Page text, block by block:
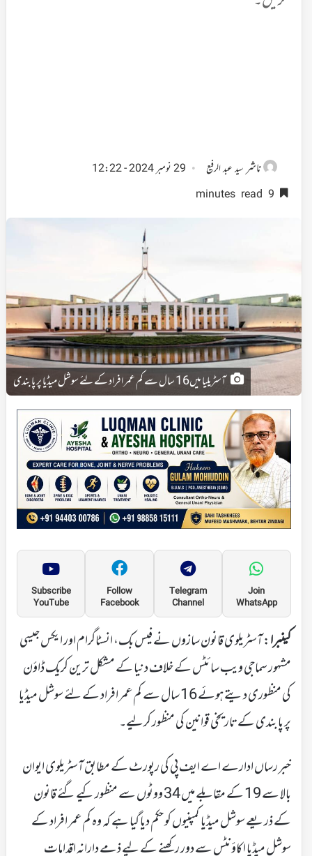
ناشرسید عبد الرفیع
29 نومبر 2024 - 12:22
آسٹریلیا میں16 سال سے کم عمر افراد کے لئے سوشل میڈیا پر پابندی
Join
WhatsApp
Telegram
Channel
Follow
Facebook
Subscribe
YouTube
کینبرا: آسٹریلوی قانون سازوں نے فیس بک، انسٹاگرام اور ایکس جیسی
مشہور سماجی ویب سائٹس کے خلاف دنیا کے مشکل ترین کریک ڈاؤن
کی منظوری دیتے ہوئے 16 سال سے کم عمر افراد کے لئے سوشل میڈیا
پر پابندی کے تاریخی قوانین کی منظور کرلیے۔
خبر رساں ادارے اے ایف پی کی رپورٹ کے مطابق آسٹریلوی ایوان
بالا سے 19 کے مقابلے میں 34 ووٹوں سے منظور کیے گئے قانون
کے ذریعے سوشل میڈیا کمپنیوں کو حکم دیا گیا ہے کہ وہ کم عمر افراد کے
سوشل میڈیا اکاؤنٹس سے دور رکھنے کے لیے ذمے دارانہ اقدامات